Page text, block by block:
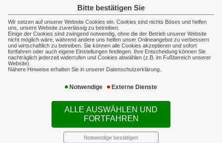
Ausbildungsvergütungen sind im
Ausbildungsjahr 2025/26 im Schnitt um
3,9 Prozent gestiegen. In vi...
mehr...
04.08.2026
Bildungsfaktor
Klimaanlagen zu Hause verbessern
Schulerfolge ? aber nicht für alle. Die
Verfügbarkeit von Klimaanlagen in
Wohnungen be...
Bitte bestätigen Sie
Wir setzen auf unserer Website Cookies ein. Cookies sind nichts Böses und helfen
uns, unsere Website zuverlässig zu betreiben.
Einige der Cookies sind zwingend notwendig, ohne die der Betrieb unserer Website
nicht möglich wäre, während andere uns helfen unser Onlineangebot zu verbessern
und wirtschaftlich zu betreiben. Sie können alle Cookies akzeptieren und sofort
fortfahren oder auch eigene Einstellungen festlegen. Ihre Entscheidung können Sie
nachträglich jederzeit widerrufen und Cookies abwählen (z.B. im Fußbereich unserer
Website).
Nähere Hinweise erhalten Sie in unserer Datenschutzerklärung.
Notwendige Externe Dienste
ALLE AUSWÄHLEN UND
FORTFAHREN
Notwendige bestätigen
MEHR
Gewerbliche Sachversicherung Sach-Gewerbe
Sach-Gewerbe
Auf dieser Landingpage finden
Sie Informationen zur
Inhaltsversicherung,
Betriebsgebäudeversicherung,
Transportversicherung und
technischen Versicherungen.
MEHR